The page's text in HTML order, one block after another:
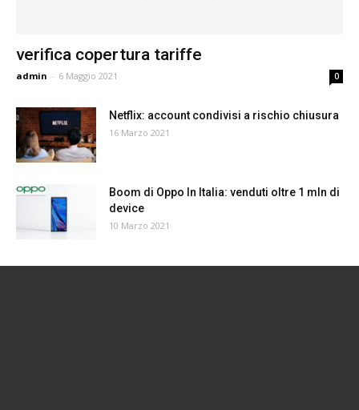
verifica copertura tariffe
admin - 6 Maggio 2021 0
Netflix: account condivisi a rischio chiusura
16 Marzo 2021
Boom di Oppo In Italia: venduti oltre 1 mln di
device
10 Marzo 2021